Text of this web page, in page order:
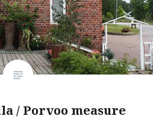
/ Porvoo measure